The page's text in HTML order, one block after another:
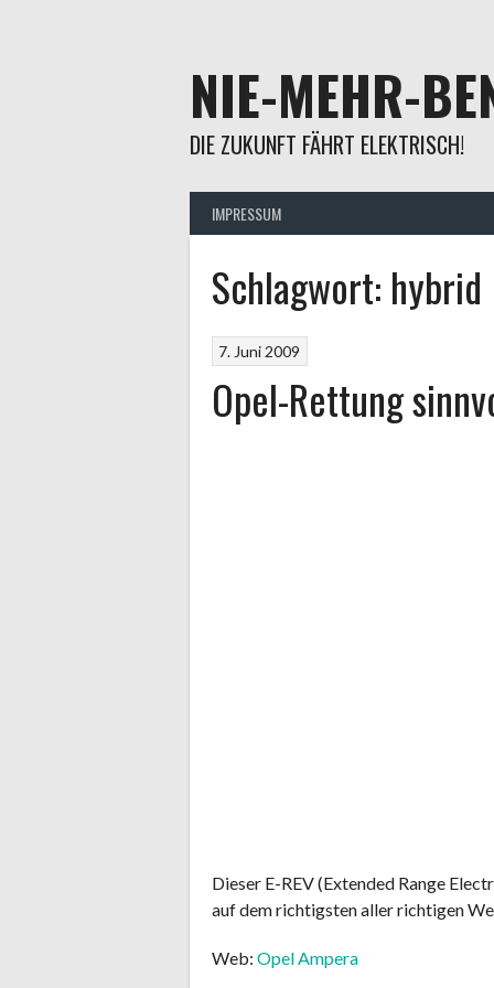
NIE-MEHR-
DIE ZUKUNFT FÄHRT ELEKTRISCH!
IMPRESSUM
Schlagwort: hybrid
7. Juni 2009
Opel-Rettung
Dieser E-REV (Extended Range
auf dem richtigsten aller richtigen
Web: Opel Ampera